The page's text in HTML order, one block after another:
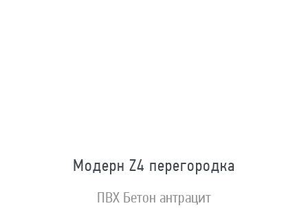
Модерн Z4 перегородка
ПВХ Бетон антрацит